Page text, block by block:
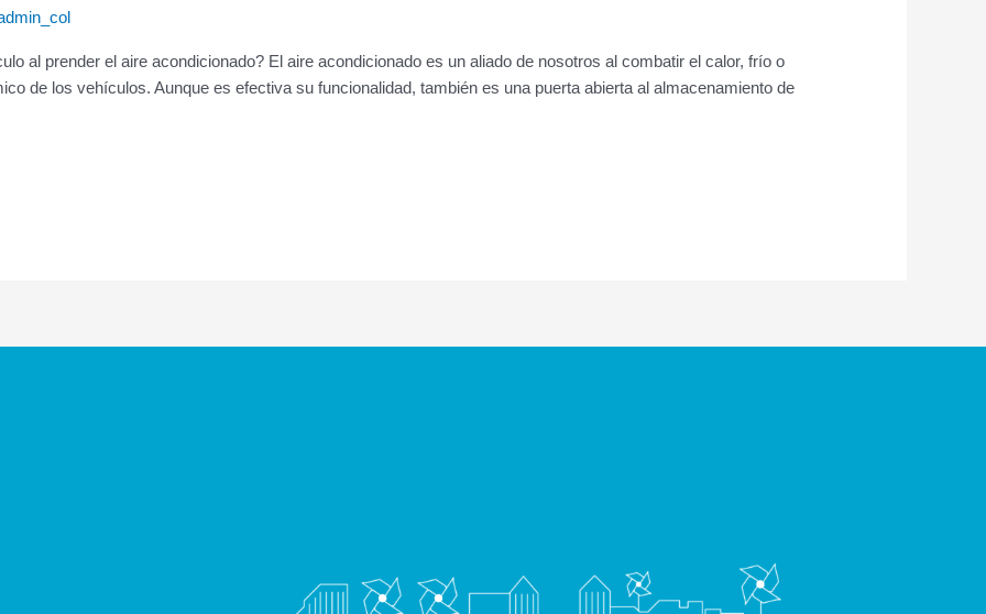
al prender el aire acondicionado? El aire acondicionado es un aliado de nosotros al combatir el calor, frío o
de los vehículos. Aunque es efectiva su funcionalidad, también es una puerta abierta al almacenamiento de